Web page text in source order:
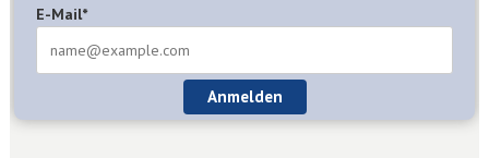
E-Mail*
Anmelden